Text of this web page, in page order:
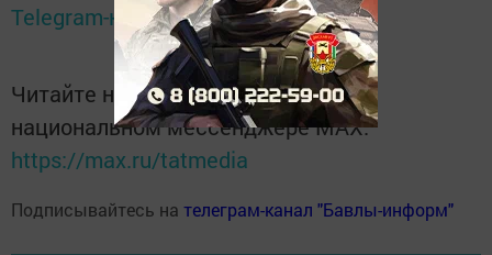
Telegram-каналеТатмедиа
Читайте новости Татарстана в
национальном мессенджере MАХ:
https://max.ru/tatmedia
Подписывайтесь на телеграм-канал "Бавлы-информ"